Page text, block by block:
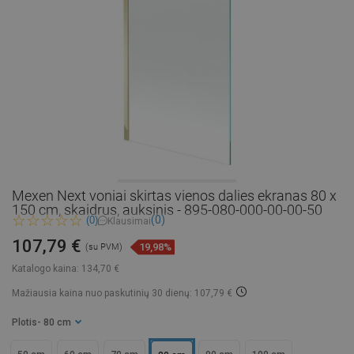
Mexen Next voniai skirtas vienos dalies ekranas 80 x
150 cm, skaidrus, auksinis - 895-080-000-00-00-50
(0) Klausimai(0)
Katalogo kaina: 134,70 €
107,79 € (su PVM) 19,98%
Mažiausia kaina nuo paskutinių 30 dienų: 107,79 €
Plotis - 80 cm